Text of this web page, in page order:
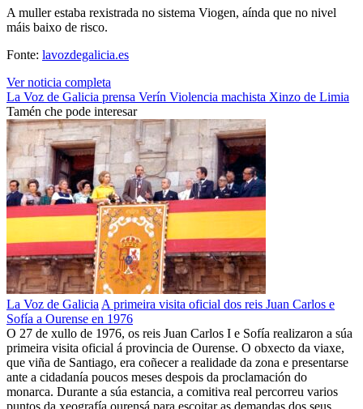
A muller estaba rexistrada no sistema Viogen, aínda que no nivel
máis baixo de risco.
Fonte: lavozdegalicia.es
Ver noticia completa
La Voz de Galicia prensa Verín Violencia machista Xinzo de Limia
Tamén che pode interesar
La Voz de Galicia A primeira visita oficial dos reis Juan Carlos e
Sofía a Ourense en 1976
O 27 de xullo de 1976, os reis Juan Carlos I e Sofía realizaron a súa
primeira visita oficial á provincia de Ourense. O obxecto da viaxe,
que viña de Santiago, era coñecer a realidade da zona e presentarse
ante a cidadanía poucos meses despois da proclamación do
monarca. Durante a súa estancia, a comitiva real percorreu varios
puntos da xeografía ourensá para escoitar as demandas dos seus